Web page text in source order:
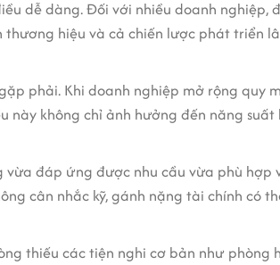
dễ dàng. Đối với nhiều doanh nghiệp,
hiệu và cả chiến lược phát triển
phải. Khi doanh nghiệp mở rộng quy
không chỉ ảnh hưởng đến năng
đáp ứng được nhu cầu vừa phù hợp
cân nhắc kỹ, gánh nặng tài chính có
thiếu các tiện nghi cơ bản như phòng